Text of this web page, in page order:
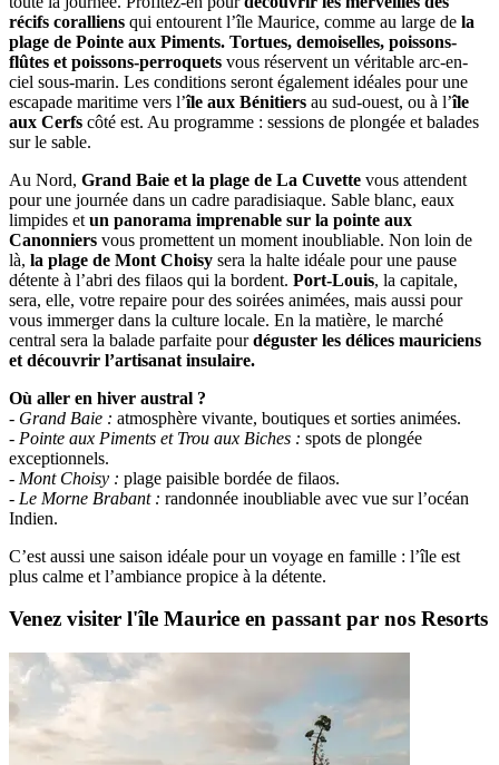
récifs coralliens qui entourent l’île Maurice, comme au large de la
plage de Pointe aux Piments. Tortues, demoiselles, poissons-
flûtes et poissons-perroquets vous réservent un véritable arc-en-
ciel sous-marin. Les conditions seront également idéales pour une
escapade maritime vers l’île aux Bénitiers au sud-ouest, ou à l’île
aux Cerfs côté est. Au programme : sessions de plongée et balades
sur le sable.
Au Nord, Grand Baie et la plage de La Cuvette vous attendent
pour une journée dans un cadre paradisiaque. Sable blanc, eaux
limpides et un panorama imprenable sur la pointe aux
Canonniers vous promettent un moment inoubliable. Non loin de
là, la plage de Mont Choisy sera la halte idéale pour une pause
détente à l’abri des filaos qui la bordent. Port-Louis, la capitale,
sera, elle, votre repaire pour des soirées animées, mais aussi pour
vous immerger dans la culture locale. En la matière, le marché
central sera la balade parfaite pourdéguster les délices mauriciens
et découvrir l’artisanat insulaire.
Où aller en hiver austral ?
- Grand Baie : atmosphère vivante, boutiques et sorties animées.
- Pointe aux Piments et Trou aux Biches : spots de plongée
exceptionnels.
- Mont Choisy : plage paisible bordée de filaos.
- Le Morne Brabant : randonnée inoubliable avec vue sur l’océan
Indien.
C’est aussi une saison idéale pour un voyage en famille : l’île est
plus calme et l’ambiance propice à la détente.
Venez visiter l'île Maurice en passant par nos Resorts